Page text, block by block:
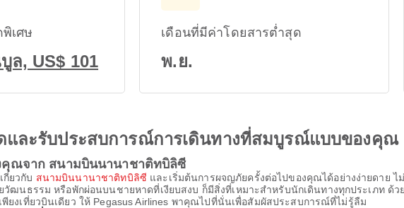
เศษ
ล, US$ 101
เดือนที่มีค่าโดยสารต่ำสุด
พ.ย.
ละรับประสบการณ์การเดินทางที่สมบูรณ์แบบของคุณ
คุณจาก สนามบินนานาชาติทบิลิซี
ยวกับ สนามบินนานาชาติทบิลิซี และเริ่มต้นการผจญภัยครั้งต่อไปของคุณได้อย่างง่ายดาย
วัฒนธรรม หรือพักผ่อนบนชายหาดที่เงียบสงบ ก็มีสิ่งที่เหมาะสำหรับนักเดินทางทุกประเภท ด้
ยงเที่ยวบินเดียว ให้ Pegasus Airlines พาคุณไปที่นั่นเพื่อสัมผัสประสบการณ์ที่ไม่รู้ลืม